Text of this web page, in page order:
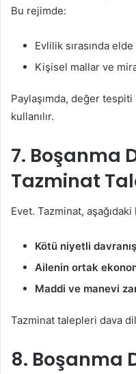
Bu rejimde:
Evlilik sırasında
Kişisel mallar ve
Paylaşımda, değer tespiti
kullanılır.
7. Boşanma
Tazminat
Evet. Tazminat,
Kötü niyetli
Ailenin ortak
Maddi ve manevi
Tazminat talepleri dava
8. Boşanma